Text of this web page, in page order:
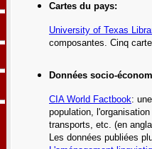
Cartes du pays:
University of Texas
composantes. Cinq
Données socio-
CIA World Factbook:
population,
transports, etc. (en
Les données publiées